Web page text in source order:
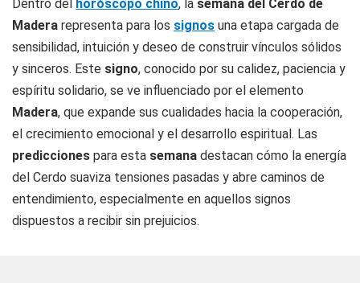
Dentro del horóscopo chino, la semana del Cerdo de
Madera representa para los signos una etapa cargada de
sensibilidad, intuición y deseo de construir vínculos sólidos
y sinceros. Este signo, conocido por su calidez, paciencia y
espíritu solidario, se ve influenciado por el elemento
Madera, que expande sus cualidades hacia la cooperación,
el crecimiento emocional y el desarrollo espiritual. Las
predicciones para esta semana destacan cómo la energía
del Cerdo suaviza tensiones pasadas y abre caminos de
entendimiento, especialmente en aquellos signos
dispuestos a recibir sin prejuicios.